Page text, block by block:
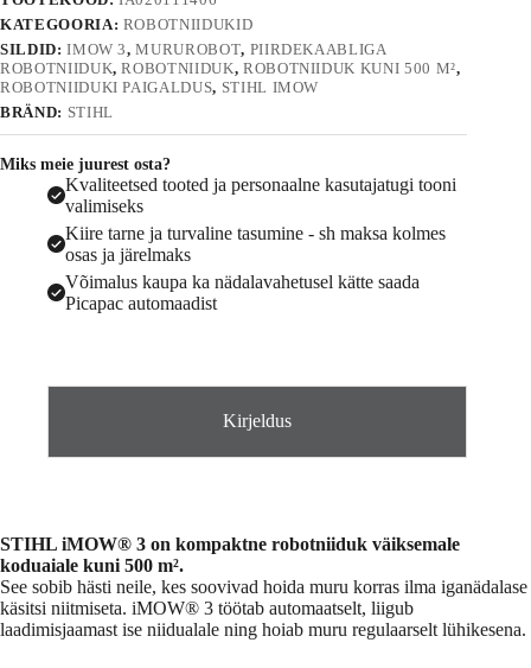
KATEGOORIA: ROBOTNIIDUKID
SILDID:IMOW 3,MURUROBOT, PIIRDEKAABLIGA
ROBOTNIIDUK,ROBOTNIIDUK, ROBOTNIIDUK KUNI 500 M²,
ROBOTNIIDUKI PAIGALDUS, STIHL IMOW
BRÄND: STIHL
Miks meie juurest osta?
Kvaliteetsed tooted ja personaalne kasutajatugi tooni
valimiseks
Kiire tarne ja turvaline tasumine - sh maksa kolmes
osas ja järelmaks
Võimalus kaupa ka nädalavahetusel kätte saada
Picapac automaadist
Kirjeldus
STIHL iMOW® 3 on kompaktne robotniiduk väiksemale
koduaiale kuni 500 m².
See sobib hästi neile, kes soovivad hoida muru korras ilma iganädalase
käsitsi niitmiseta. iMOW® 3 töötab automaatselt, liigub
laadimisjaamast ise niidualale ning hoiab muru regulaarselt lühikesena.